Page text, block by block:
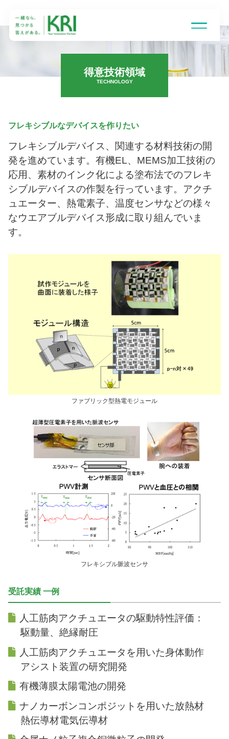
得意技術領域
研究組織
企業情報
ブランドサイト
JP EN
会員ページ
お問い合わせ
得意技術領域
TECHNOLOGY
フレキシブルなデバイスを作りたい
フレキシブルデバイス、関連する材料技術の開
発を進めています。有機EL、MEMS加工技術の
応用、素材のインク化による塗布法でのフレキ
シブルデバイスの作製を行っています。アクチ
ュエーター、熱電素子、温度センサなどの様々
なウエアブルデバイス形成に取り組んでいま
す。
ファブリック型熱電モジュール
フレキシブル脈波センサ
受託実績 一例
人工筋肉アクチュエータの駆動特性評価：
駆動量、絶縁耐圧
人工筋肉アクチュエータを用いた身体動作
アシスト装置の研究開発
有機薄膜太陽電池の開発
ナノカーボンコンポジットを用いた放熱材
熱伝導材電気伝導材